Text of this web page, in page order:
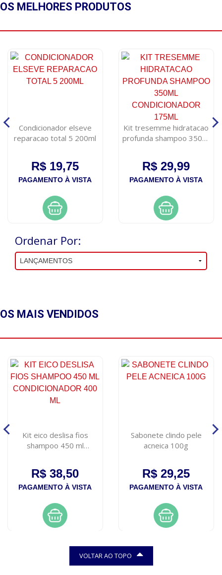
OS MELHORES PRODUTOS
Condicionador elseve
reparacao total 5 200ml
R$ 19,75
PAGAMENTO À VISTA
Kit tresemme hidratacao
profunda shampoo 350ml
R$ 29,99
PAGAMENTO À VISTA
Ordenar Por:
OS MAIS VENDIDOS
Kit eico deslisa fios
shampoo 450 ml
R$ 38,50
PAGAMENTO À VISTA
Sabonete clindo pele
acneica 100g
R$ 29,25
PAGAMENTO À VISTA
VOLTAR AO TOPO